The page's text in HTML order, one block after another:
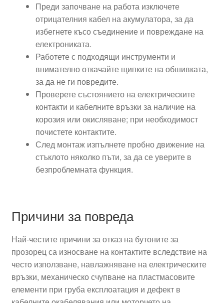
Преди започване на работа изключете
отрицателния кабел на акумулатора, за да
избегнете късо съединение и повреждане на
електрониката.
Работете с подходящи инструменти и
внимателно откачайте щипките на обшивката,
за да не ги повредите.
Проверете състоянието на електрическите
контакти и кабелните връзки за наличие на
корозия или окисляване; при необходимост
почистете контактите.
След монтаж изпълнете пробно движение на
стъклото няколко пъти, за да се уверите в
безпроблемната функция.
Причини за повреда
Най-честите причини за отказ на бутоните за
прозорец са износване на контактите вследствие на
честo използване, навлажняване на електрическите
връзки, механическо счупване на пластмасовите
елементи при груба експлоатация и дефект в